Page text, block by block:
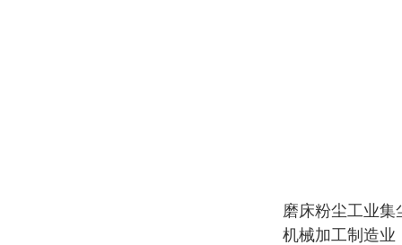
磨床粉尘工业
机械加工制造业